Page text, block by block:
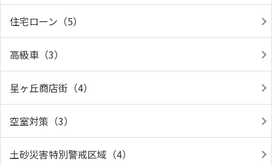
住宅ローン（5）
高級車（3）
星ヶ丘商店街（4）
空室対策（3）
土砂災害特別警戒区域（4）